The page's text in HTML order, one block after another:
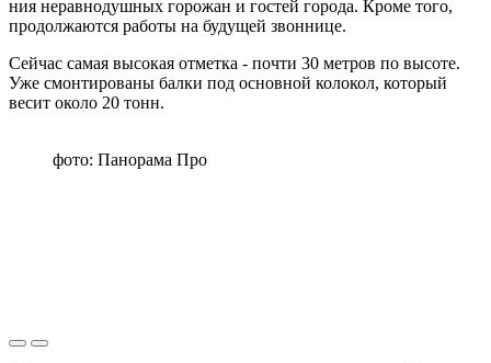
ния нерав­но­душ­ных го­ро­жан и го­стей го­ро­да. Кроме того,
про­дол­жа­ют­ся ра­бо­ты на бу­ду­щей звон­ни­це.
Сей­час самая вы­со­кая от­мет­ка - почти 30 мет­ров по вы­со­те.
Уже смон­ти­ро­ва­ны балки под ос­нов­ной ко­ло­кол, ко­то­рый
весит около 20 тонн.
фото: Панорама Про